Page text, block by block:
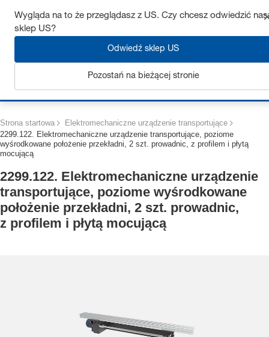
Uzyskaj do 7% zniżki – kliknij tutaj, aby dowiedzieć się więcej
Strona startowa
Elektromechaniczne urządzenie transportujące
2299.122. Elektromechaniczne urządzenie transportujące, poziome
wyśrodkowane położenie przekładni, 2 szt. prowadnic, z profilem i płytą
mocującą
2299.122. Elektromechaniczne urządzenie
transportujące, poziome wyśrodkowane
położenie przekładni, 2 szt. prowadnic,
z profilem i płytą mocującą
Wygląda na to że przeglądasz z US. Czy chcesz odwiedzić
sklep US?
Odwiedź sklep US
Pozostań na bieżącej stronie